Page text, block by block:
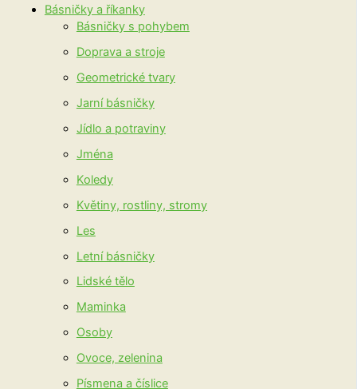
Básničky a říkanky
Básničky s pohybem
Doprava a stroje
Geometrické tvary
Jarní básničky
Jídlo a potraviny
Jména
Koledy
Květiny, rostliny, stromy
Les
Letní básničky
Lidské tělo
Maminka
Osoby
Ovoce, zelenina
Písmena a číslice